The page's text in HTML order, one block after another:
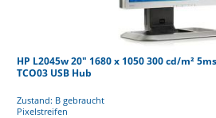
HP L2045w 20" 1680 x 1050 300 cd/m²
TCO03 USB Hub
Zustand: B gebraucht
Pixelstreifen